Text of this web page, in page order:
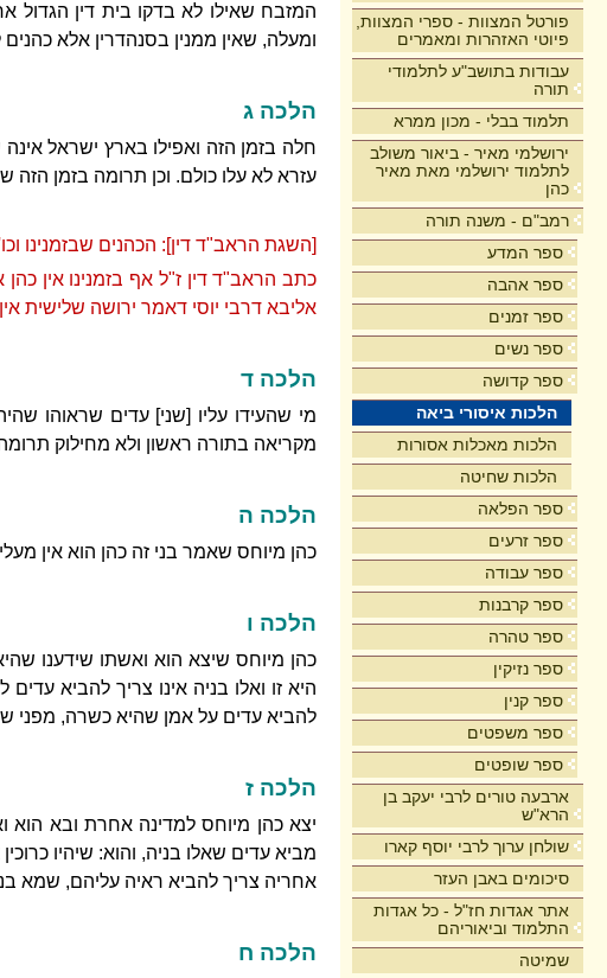
פורטל המצוות - ספרי המצוות,
פיוטי האזהרות ומאמרים
עבודות בתושב"ע לתלמודי
תורה
תלמוד בבלי - מכון ממרא
ירושלמי מאיר - ביאור משולב
לתלמוד ירושלמי מאת מאיר
כהן
רמב"ם - משנה תורה
ספר המדע
ספר אהבה
ספר זמנים
ספר נשים
ספר קדושה
הלכות איסורי ביאה
הלכות מאכלות אסורות
הלכות שחיטה
ספר הפלאה
ספר זרעים
ספר עבודה
ספר קרבנות
ספר טהרה
ספר נזיקין
ספר קנין
ספר משפטים
ספר שופטים
ארבעה טורים לרבי יעקב בן
הרא"ש
שולחן ערוך לרבי יוסף קארו
סיכומים באבן העזר
אתר אגדות חז"ל - כל אגדות
התלמוד וביאוריהם
שמיטה
המזבח שאילו לא בדקו בית דין הגדול
ומעלה, שאין ממנין בסנהדרין אלא כהנים
הלכה ג
חלה בזמן הזה ואפילו בארץ ישראל
עזרא לא עלו כולם. וכן תרומה בזמן הזה
[השגת הראב"ד דין]: הכהנים שבזמנינו
כתב הראב"ד דין ז"ל אף בזמנינו אין
אליבא דרבי יוסי דאמר ירושה שלישית
הלכה ד
מי שהעידו עליו [שני] עדים שראוהו
מקריאה בתורה ראשון ולא מחילוק
הלכה ה
כהן מיוחס שאמר בני זה כהן הוא אין
הלכה ו
כהן מיוחס שיצא הוא ואשתו שידענו
היא זו ואלו בניה אינו צריך להביא
להביא עדים על אמן שהיא כשרה, מפני
הלכה ז
יצא כהן מיוחס למדינה אחרת ובא הוא
מביא עדים שאלו בניה, והוא: שיהיו
אחריה צריך להביא ראיה עליהם, שמא
הלכה ח